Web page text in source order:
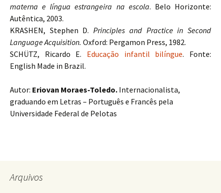
materna e língua estrangeira na escola. Belo Horizonte:
Autêntica, 2003.
KRASHEN, Stephen D.Principles and Practice in Second
Language Acquisition. Oxford: Pergamon Press, 1982.
SCHÜTZ, Ricardo E. Educação infantil bilíngue. Fonte:
English Made in Brazil.
Autor: Eriovan Moraes-Toledo. Internacionalista,
graduando em Letras – Português e Francês pela
Universidade Federal de Pelotas
Arquivos